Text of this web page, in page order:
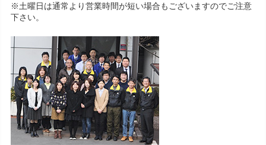
※土曜日は通常より営業時間が短い場合もございますのでご注意
下さい。